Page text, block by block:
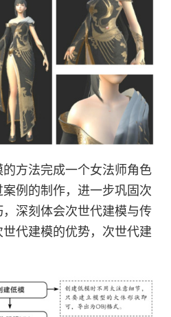
方法完成一个女法师角色
例的制作，进一步巩固次
深刻体会次世代建模与传
代建模的优势，次世代建